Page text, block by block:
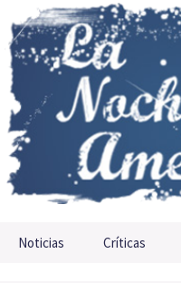
Saltar al contenido
Noticias Críticas